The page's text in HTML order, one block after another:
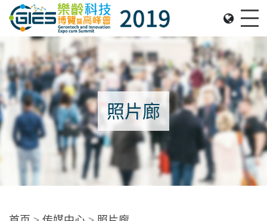
Date: Expo: 21-24 Nov 2019, Summit: 20 Nov 2019,
照片廊